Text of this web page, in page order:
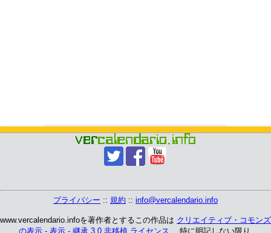
プライバシー :: 規約 :: info@vercalendario.info
www.vercalendario.infoを著作者とするこの作品は クリエイティブ・コモンズ
の表示 - 表示 - 継承 3.0 非移植 ライセンス 、 特に明記しない限り.